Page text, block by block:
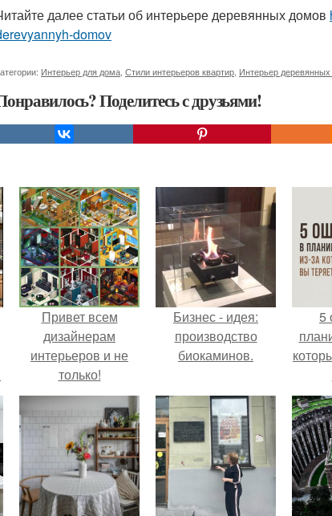
далее статьи об интерьере деревянных домов
domov
Интерьер для дома Стили интерьеров квартир Интерьер
Поделитесь с друзьями!
Привет всем
дизайнерам
интерьеров и не
только!
Бизнес - идея:
производство
биокаминов.
5